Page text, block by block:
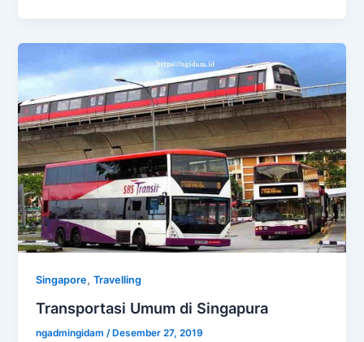
Singapore,Travelling
Transportasi Umum di Singapura
ngadmingidam/ Desember 27, 2019